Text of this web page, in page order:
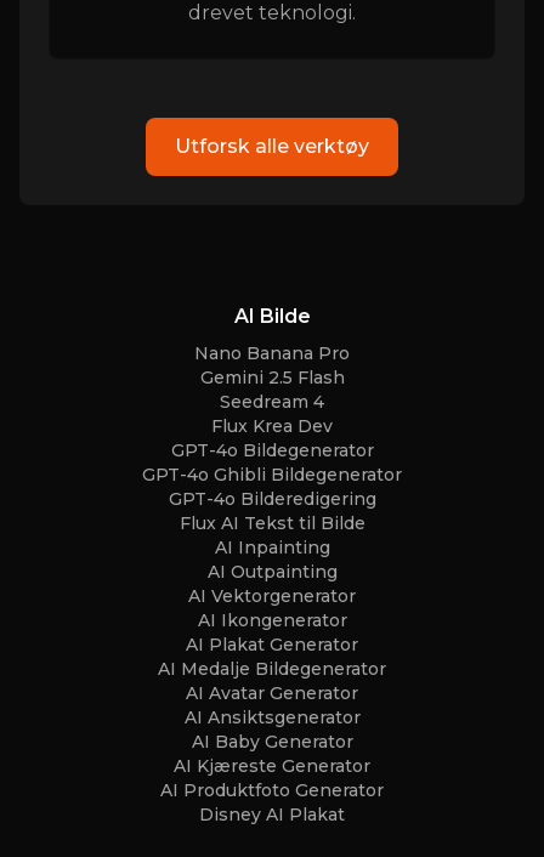
drevet teknologi.
Utforsk alle verktøy
AI Bilde
Nano Banana Pro
Gemini 2.5 Flash
Seedream 4
Flux Krea Dev
GPT-4o Bildegenerator
GPT-4o Ghibli Bildegenerator
GPT-4o Bilderedigering
Flux AI Tekst til Bilde
AI Inpainting
AI Outpainting
AI Vektorgenerator
AI Ikongenerator
AI Plakat Generator
AI Medalje Bildegenerator
AI Avatar Generator
AI Ansiktsgenerator
AI Baby Generator
AI Kjæreste Generator
AI Produktfoto Generator
Disney AI Plakat